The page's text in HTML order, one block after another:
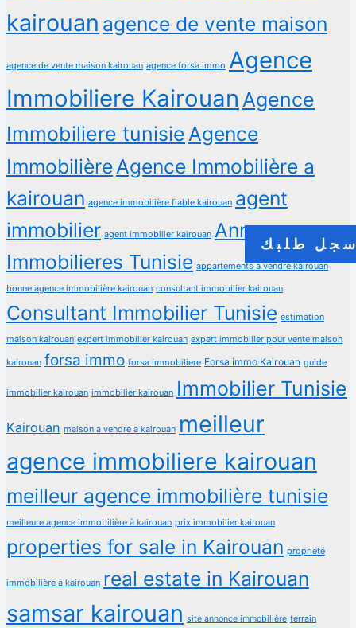
طلبك
kairouan agence de vente maison
agence de vente maison kairouan agence forsa immo Agence
Immobiliere Kairouan Agence
Immobiliere tunisie Agence
Immobilière Agence Immobilière a
kairouan agence immobilière fiable kairouan agent
immobilier agent immobilier kairouan Annonces
Immobilieres Tunisie appartements a vendre kairouan
bonne agence immobilière kairouan consultant immobilier kairouan
Consultant Immobilier Tunisie estimation
maison kairouan expert immobilier kairouan expert immobilier pour vente maison
kairouan forsa immo forsa immobiliere Forsa immo Kairouan guide
immobilier kairouan immobilier kairouan Immobilier Tunisie
Kairouan maison a vendre a kairouan meilleur
agence immobiliere kairouan
meilleur agence immobilière tunisie
meilleure agence immobilière à kairouan prix immobilier kairouan
properties for sale in Kairouan propriété
immobilière à kairouan real estate in Kairouan
samsar kairouan site annonce immobilière terrain